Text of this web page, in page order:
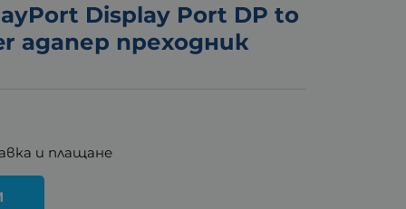
Display Port DP to
адапер преходник
и плащане